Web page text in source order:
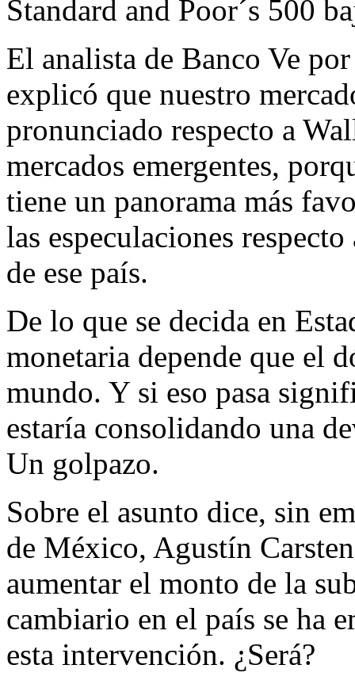
Standard and Poor´s 500
El analista de Banco Ve
explicó que nuestro
pronunciado respecto a
mercados emergentes,
tiene un panorama más
las especulaciones
de ese país.
De lo que se decida en
monetaria depende que el
mundo. Y si eso pasa
estaría consolidando una
Un golpazo.
Sobre el asunto dice, sin
de México, Agustín
aumentar el monto de la
cambiario en el país se ha
esta intervención. ¿Será?